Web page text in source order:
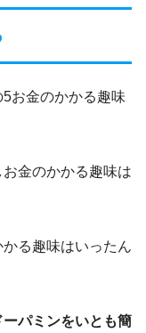
お金のかかる趣味
金のかかる趣味は
る趣味はいったん
パミンをいとも簡